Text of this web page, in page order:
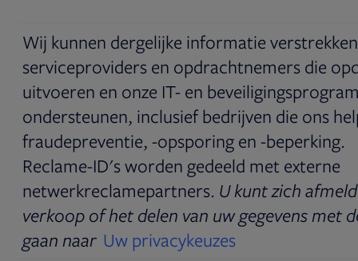
Wij kunnen dergelijke informatie
serviceproviders en opdrachtnemers die
uitvoeren en onze IT- en
ondersteunen, inclusief bedrijven die ons
fraudepreventie, -opsporing en -beperking.
Reclame-ID's worden gedeeld met externe
netwerkreclamepartners. U kunt zich
verkoop of het delen van uw gegevens met
gaan naar Uw privacykeuzes